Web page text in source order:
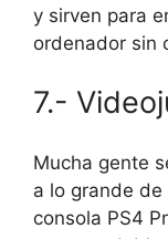
y sirven para
ordenador sin
7.-
Mucha gente
a lo grande
consola PS4